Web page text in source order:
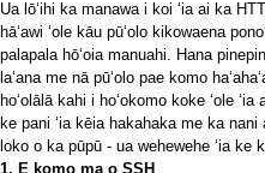
Ua lōʻihi ka manawa i koi ʻia ai ka
hāʻawi ʻole kāu pūʻolo kikowaena
palapala hōʻoia manuahi. Hana
laʻana me nā pūʻolo pae komo
hoʻolālā kahi i hoʻokomo koke ʻole
ke pani ʻia kēia hakahaka me ka
loko o ka pūpū - ua wehewehe ʻia ke
1. E komo ma o SSH